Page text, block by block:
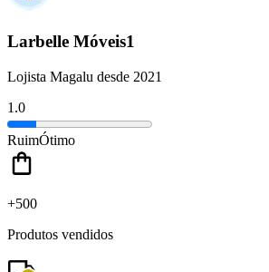
Larbelle Móveis1
Lojista Magalu desde 2021
1.0
RuimÓtimo
+500
Produtos vendidos